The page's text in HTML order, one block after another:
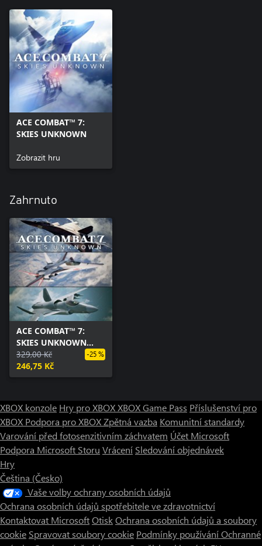
ACE COMBAT™ 7:
SKIES UNKNOWN
Zobrazit hru
Zahrnuto
ACE COMBAT™ 7:
SKIES UNKNOWN
25th Anniversary DLC
- Original Aircraft
Series – Set
329,00 Kč
246,75 Kč
-25 %
XBOX konzole Hry pro XBOXXBOX Game Pass Příslušenství pro
XBOX Podpora pro XBOXZpětná vazba Komunitní standardy
Varování před fotosenzitivním záchvatem Účet Microsoft
Podpora Microsoft Storu Vrácení Sledování objednávek
Hry
Čeština (Česko)
Vaše volby ochrany osobních údajů
Ochrana osobních údajů spotřebitele ve zdravotnictví
Kontaktovat MicrosoftOtiskOchrana osobních údajů a soubory
cookie Spravovat soubory cookie Podmínky používáníOchranné